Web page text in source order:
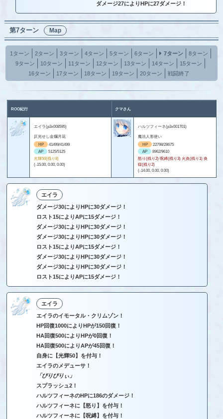
ダメージ27によりHPに27ダメージ！
第7ターン Map
1ターン 2ターン 3ターン 4ターン 5ターン 6ターン 7ターン
8ターン
9ターン
10ターン 11ターン 12ターン 13ターン 14ターン
15ターン
16ターン
17ターン 18ターン 19ターン 20ターン 戦闘終了
ROO紀行 クマさん
エイラ(p3x008595)
仄光せし金爛月花
HP
41499/41499
AP
5125/5125
光輝50(残り8)
(-15.00, 0.00, 0.00)
ハルツフィーネ(p3x001701)
魔法人形使い
HP
22798/28675
AP
8962/9610
怒り(残り2) 呪縛(残り3) 火炎(残り1) 炎
獄(残り2)
(-14.00, 0.00, 0.00)
エイラ
ダメージ30によりHPに30ダメージ！
ロスト15によりAPに15ダメージ！
ダメージ30によりHPに30ダメージ！
ダメージ30によりHPに30ダメージ！
ロスト15によりAPに15ダメージ！
ダメージ30によりHPに30ダメージ！
ダメージ30によりHPに30ダメージ！
ロスト15によりAPに15ダメージ！
エイラ
エイラのイモータル・クリムゾン！
HP回復1000によりHPが150回復！
HA回復500によりHPが0回復！
HA回復500によりAPが45回復！
自身に【光輝50】を付与！
エイラのメデューサ！
「びりびりぃ」
スプラッシュ2！
ハルツフィーネのHPに186のダメージ！
ハルツフィーネに【怒り】を付与！
ハルツフィーネに【呪縛】を付与！